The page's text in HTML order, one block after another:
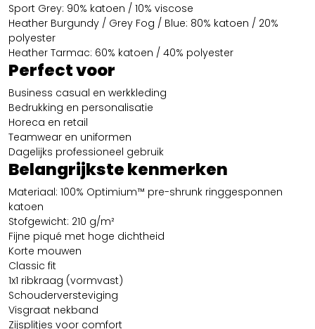
Sport Grey: 90% katoen / 10% viscose
Heather Burgundy / Grey Fog / Blue: 80% katoen / 20%
polyester
Heather Tarmac: 60% katoen / 40% polyester
Perfect voor
Business casual en werkkleding
Bedrukking en personalisatie
Horeca en retail
Teamwear en uniformen
Dagelijks professioneel gebruik
Belangrijkste kenmerken
Materiaal: 100% Optimium™ pre-shrunk ringgesponnen
katoen
Stofgewicht: 210 g/m²
Fijne piqué met hoge dichtheid
Korte mouwen
Classic fit
1x1 ribkraag (vormvast)
Schouderversteviging
Visgraat nekband
Zijsplitjes voor comfort